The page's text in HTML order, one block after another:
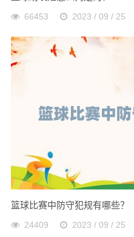
66453 2023 / 09 / 25
篮球比赛中防守犯规有哪些？
24409 2023 / 09 / 25